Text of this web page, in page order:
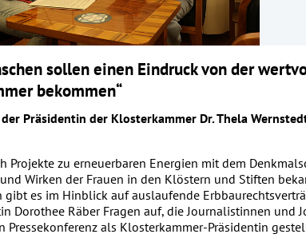
sollen einen Eindruck von der
bekommen“
Präsidentin der Klosterkammer Dr. Thela
Projekte zu erneuerbaren Energien mit dem
Wirken der Frauen in den Klöstern und Stiften
gibt es im Hinblick auf auslaufende
Dorothee Räber Fragen auf, die Journalistinnen und
Pressekonferenz als Klosterkammer-Präsidentin